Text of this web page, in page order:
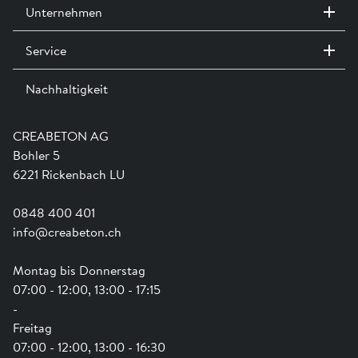
Einsatzdeckel d: 600 und 800 mm.
Behandlungsdurchfluss 12 – 350 l/s
Hydraulischer Durchfluss 30 – 875 l/s
Anschliessbare Fläche 1200 – 35 000 m
CREABETON AG
Bohler 5
6221 Rickenbach LU
0848 400 401
info@creabeton.ch
Montag bis Donnerstag
07:00 - 12:00, 13:00 - 17:15
-
Freitag
07:00 - 12:00, 13:00 - 16:30
Unternehmen
Kontakt / Standorte
Ausstellungen
Team
Ausbildung
Service
Dienstleistungen
Shop Hilfe
Anwendungsunterstützung
Newsletter
Nachhaltigkeit
Engagement
Swissness
Schwammstadt